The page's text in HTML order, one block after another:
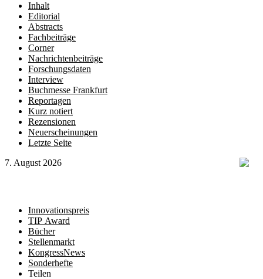
Inhalt
Editorial
Abstracts
Fachbeiträge
Corner
Nachrichtenbeiträge
Forschungsdaten
Interview
Buchmesse Frankfurt
Reportagen
Kurz notiert
Rezensionen
Neuerscheinungen
Letzte Seite
7. August 2026
Innovationspreis
TIP Award
Bücher
Stellenmarkt
KongressNews
Sonderhefte
Teilen